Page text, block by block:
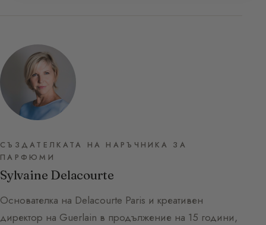
СЪЗДАТЕЛКАТА НА НАРЪЧНИКА ЗА
ПАРФЮМИ
Sylvaine Delacourte
Основателка на Delacourte Paris и креативен
директор на Guerlain в продължение на 15 години,